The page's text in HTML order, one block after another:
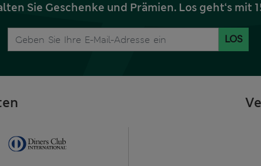
Sie Geschenke und Prämien. Los geht‘s mit
LOS